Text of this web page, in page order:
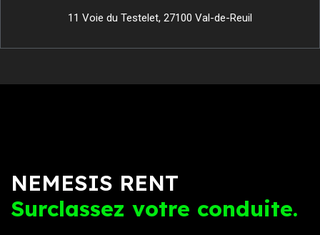
11 Voie du Testelet, 27100 Val-de-Reuil
NEMESIS RENT
Surclassez votre conduite.